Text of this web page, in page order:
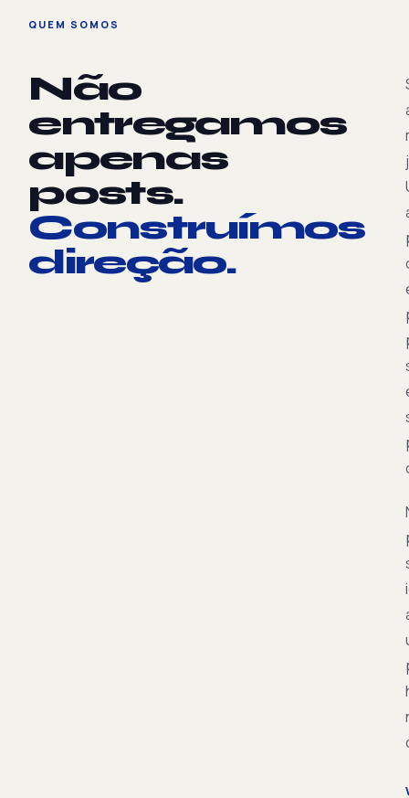
QUEM SOMOS
Não
entregamos
apenas
posts.
Construímos
direção.